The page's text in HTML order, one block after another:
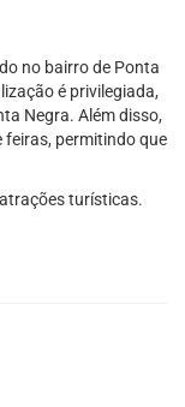
no bairro de Ponta
é privilegiada,
Negra. Além disso,
feiras, permitindo que
turísticas.